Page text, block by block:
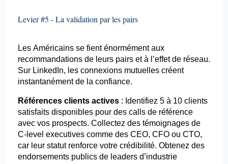
Levier #5 - La validation par les pairs
Les Américains se fient énormément aux
recommandations de leurs pairs et à l’effet de réseau.
Sur LinkedIn, les connexions mutuelles créent
instantanément de la confiance.
Références clients actives: Identifiez 5 à 10 clients
satisfaits disponibles pour des calls de référence
avec vos prospects. Collectez des témoignages de
C-level executivescomme des CEO, CFO ou CTO,
car leur statut renforce votre crédibilité. Obtenez des
endorsementspublics de leaders d’industrie